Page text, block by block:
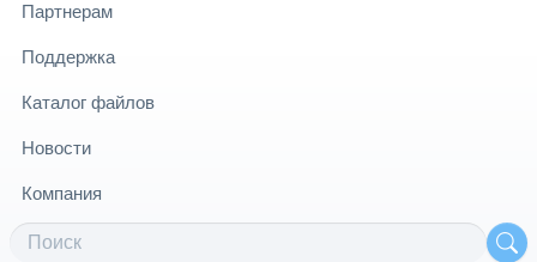
Партнерам
Поддержка
Каталог файлов
Новости
Компания